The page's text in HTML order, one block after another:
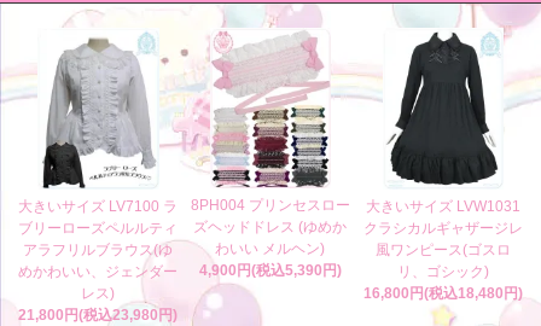
大きいサイズ LV7100 ラ
ブリーローズペルルティ
アラフリルブラウス(ゆ
めかわいい、ジェンダー
レス)
21,800円(税込23,980円)
8PH004 プリンセスロー
ズヘッドドレス (ゆめか
わいい メルヘン)
4,900円(税込5,390円)
大きいサイズ LVW1031
クラシカルギャザージレ
風ワンピース(ゴスロ
リ、ゴシック)
16,800円(税込18,480円)